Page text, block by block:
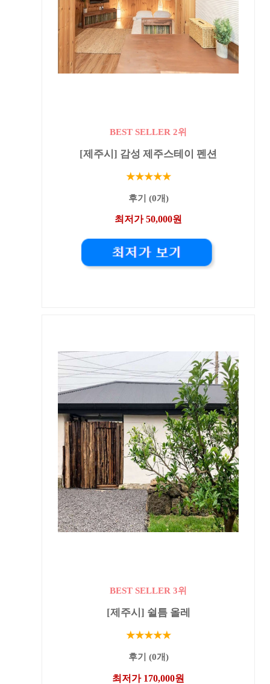
BEST SELLER 2위
[제주시] 감성 제주스테이 펜션
★★★★★
후기 (0개)
최저가 50,000원
BEST SELLER 3위
[제주시] 쉴틈 올레
★★★★★
후기 (0개)
최저가 170,000원